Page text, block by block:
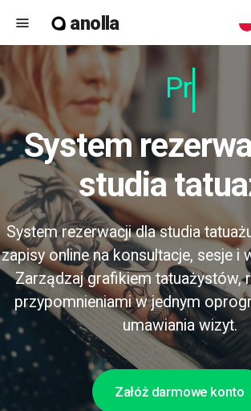
menu anolla
Prz
System rezerwacji dla
studia
System rezerwacji dla studia
zapisy online na konsultacje, sesje i
Zarządzaj grafikiem tatuażystów,
przypomnieniami w jednym
umawiania wizyt.
Załóż darmowe konto